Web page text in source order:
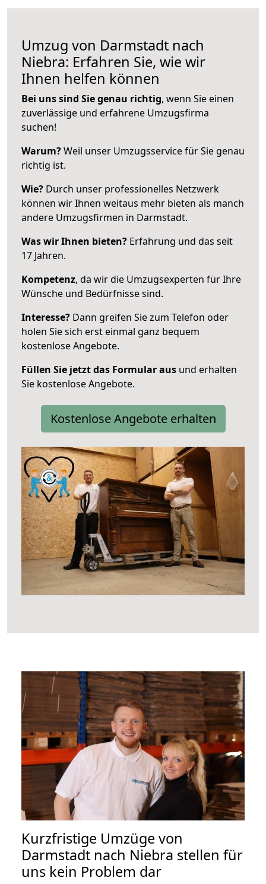
Umzug von Darmstadt nach
Niebra: Erfahren Sie, wie wir
Ihnen helfen können
Bei uns sind Sie genau richtig, wenn Sie einen
zuverlässige und erfahrene Umzugsfirma
suchen!
Warum?Weil unser Umzugsservice für Sie genau
richtig ist.
Wie? Durch unser professionelles Netzwerk
können wir Ihnen weitaus mehr bieten als manch
andere Umzugsfirmen in Darmstadt.
Was wir Ihnen bieten? Erfahrung und das seit
17 Jahren.
Kompetenz, da wir die Umzugsexperten für Ihre
Wünsche und Bedürfnisse sind.
Interesse? Dann greifen Sie zum Telefon oder
holen Sie sich erst einmal ganz bequem
kostenlose Angebote.
Füllen Sie jetzt das Formular aus und erhalten
Sie kostenlose Angebote.
Kostenlose Angebote erhalten
Kurzfristige Umzüge von
Darmstadt nach Niebra stellen für
uns kein Problem dar